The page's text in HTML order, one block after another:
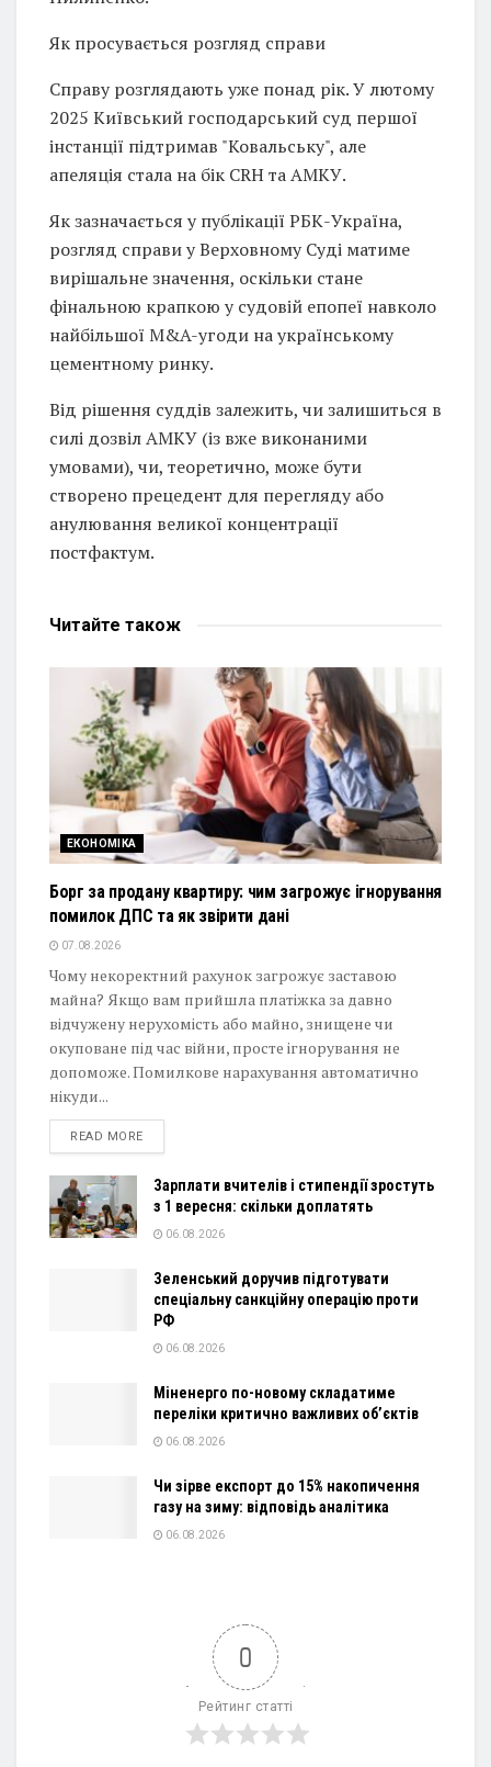
Як просувається розгляд справи
Справу розглядають уже понад рік. У лютому
2025 Київський господарський суд першої
інстанції підтримав "Ковальську", але
апеляція стала на бік CRH та АМКУ.
Як зазначається у публікації РБК-Україна,
розгляд справи у Верховному Суді матиме
вирішальне значення, оскільки стане
фінальною крапкою у судовій епопеї навколо
найбільшої M&A-угоди на українському
цементному ринку.
Від рішення суддів залежить, чи залишиться в
силі дозвіл АМКУ (із вже виконаними
умовами), чи, теоретично, може бути
створено прецедент для перегляду або
анулювання великої концентрації
постфактум.
Читайте також
ЕКОНОМІКА
Борг за продану квартиру: чим загрожує ігнорування
помилок ДПС та як звірити дані
07.08.2026
Чому некоректний рахунок загрожує заставою
майна? Якщо вам прийшла платіжка за давно
відчужену нерухомість або майно, знищене чи
окуповане під час війни, просте ігнорування не
допоможе. Помилкове нарахування автоматично
нікуди...
READ MOREDETAILS
Зарплати вчителів і стипендії зростуть
з 1 вересня: скільки доплатять
06.08.2026
Зеленський доручив підготувати
спеціальну санкційну операцію проти
РФ
06.08.2026
Міненерго по-новому складатиме
переліки критично важливих об’єктів
06.08.2026
Чи зірве експорт до 15% накопичення
газу на зиму: відповідь аналітика
06.08.2026
0
Рейтинг статті